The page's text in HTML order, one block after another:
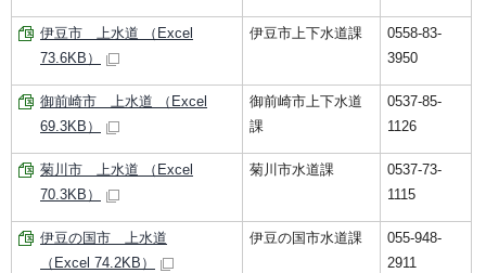
伊豆市 上水道 （Excel
73.6KB）
伊豆市上下水道課
0558-83-
3950
御前崎市 上水道 （Excel
69.3KB）
御前崎市上下水道
課
0537-85-
1126
菊川市 上水道 （Excel
70.3KB）
菊川市水道課
0537-73-
1115
伊豆の国市 上水道
（Excel 74.2KB）
伊豆の国市水道課
055-948-
2911